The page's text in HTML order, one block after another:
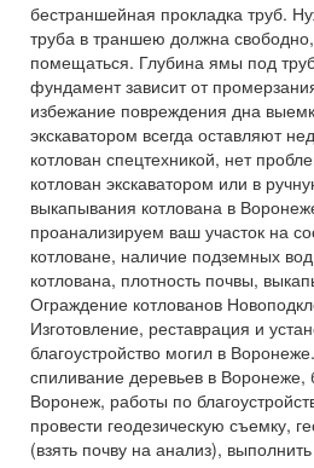
бестраншейная прокладка труб.
труба в траншею должна
помещаться. Глубина ямы под
фундамент зависит от
избежание повреждения дна
экскаватором всегда оставляют
котлован спецтехникой, нет
котлован экскаватором или в
выкапывания котлована в
проанализируем ваш участок на
котловане, наличие подземных
котлована, плотность почвы,
Ограждение котлованов
Изготовление, реставрация и
благоустройство могил в
спиливание деревьев в Воронеже,
Воронеж, работы по
провести геодезическую съемку,
(взять почву на анализ),